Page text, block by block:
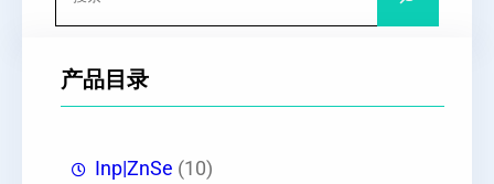
产品目录
Inp|ZnSe (10)